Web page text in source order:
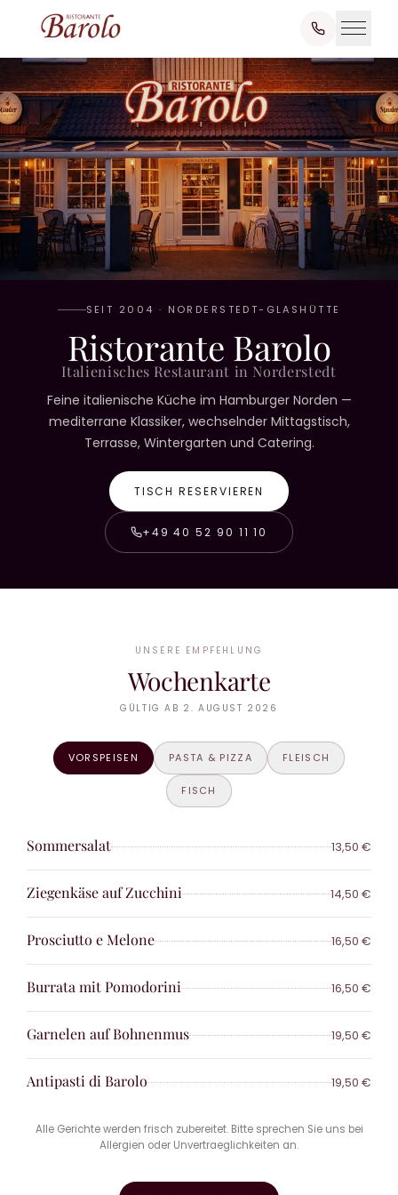
SEIT 2004 · NORDERSTEDT-GLASHÜTTE
Ristorante Barolo
Italienisches Restaurant in Norderstedt
Feine italienische Küche im Hamburger Norden —
mediterrane Klassiker, wechselnder Mittagstisch,
Terrasse, Wintergarten und Catering.
TISCH RESERVIEREN
+49 40 52 90 11 10
UNSERE EMPFEHLUNG
Wochenkarte
GÜLTIG AB 2. AUGUST 2026
VORSPEISEN PASTA & PIZZA FLEISCH
FISCH
Sommersalat 13,50 €
Ziegenkäse auf Zucchini 14,50 €
Prosciutto e Melone 16,50 €
Burrata mit Pomodorini 16,50 €
Garnelen auf Bohnenmus 19,50 €
Antipasti di Barolo 19,50 €
Alle Gerichte werden frisch zubereitet. Bitte sprechen Sie uns bei
Allergien oder Unvertraeglichkeiten an.